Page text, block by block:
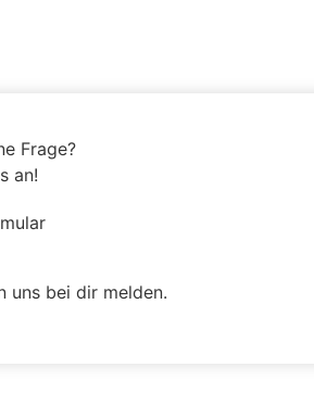
Frage?
an!
uns bei dir melden.